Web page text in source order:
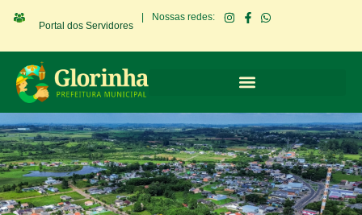
Portal dos Servidores
Nossas redes: